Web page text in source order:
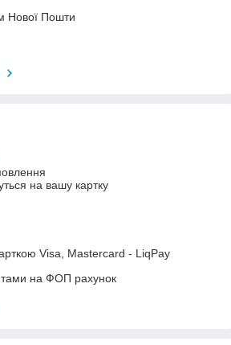
Нової Пошти
на вашу картку
Visa, Mastercard - LiqPay
на ФОП рахунок